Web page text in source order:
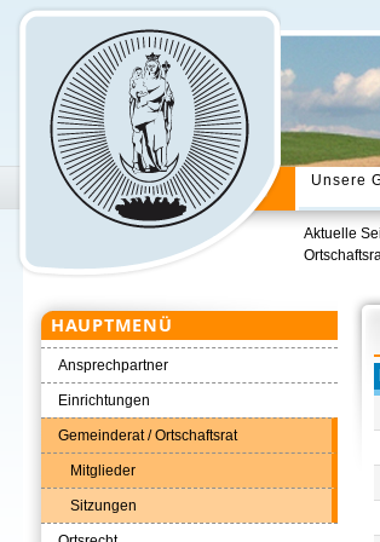
Unsere
Aktuelle
HAUPTMENÜ
Ansprechpartner
Einrichtungen
Gemeinderat / Ortschaftsrat
Mitglieder
Sitzungen